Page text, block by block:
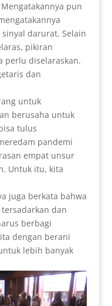
pun
darurat. Selain
pikiran
perlu diselaraskan.
dan
untuk
berusaha untuk
tulus
pandemi
empat unsur
Untuk itu, kita
juga berkata bahwa
dan
berbagi
dengan berani
lebih banyak